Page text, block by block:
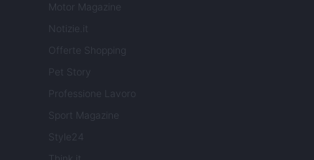
Motor Magazine
Notizie.it
Offerte Shopping
Pet Story
Professione Lavoro
Sport Magazine
Style24